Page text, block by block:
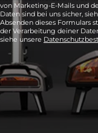
von Marketing-E-Mails und
Daten sind bei uns sicher,
Absenden dieses Formulars
der Verarbeitung deiner
siehe unsere